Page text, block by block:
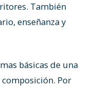
También
enseñanza y
básicas de una
Por